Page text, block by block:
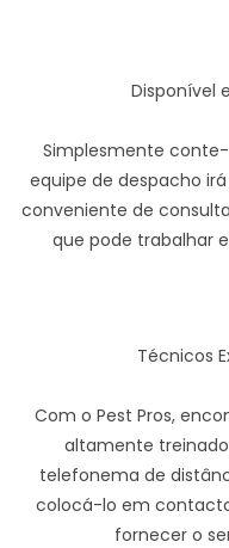
Disponível
Simplesmente
equipe de despacho
conveniente de
que pode trabalhar
Técnicos
Com o Pest Pros,
altamente
telefonema de
colocá-lo em
fornecer o